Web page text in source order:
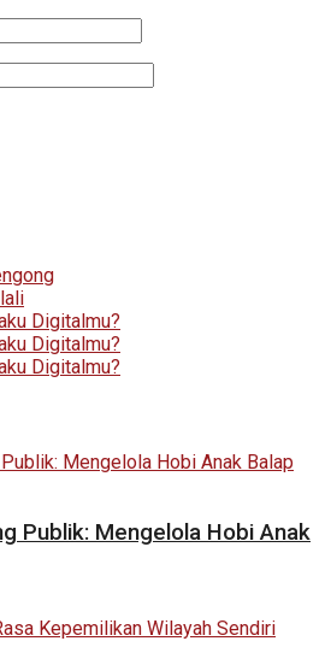
Publik: Mengelola Hobi Anak